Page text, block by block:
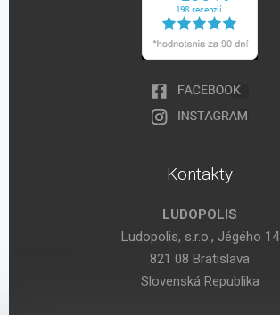
Kontakty
LUDOPOLIS
Ludopolis, s.r.o., Jégého 14
821 08 Bratislava
Slovenská Republika